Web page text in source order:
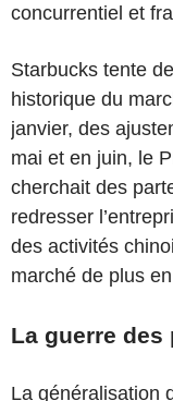
concurrentiel et
Starbucks tente
historique du
janvier, des
mai et en juin, le
cherchait des
redresser
des activités
marché de plus
La guerre des
La généralisation